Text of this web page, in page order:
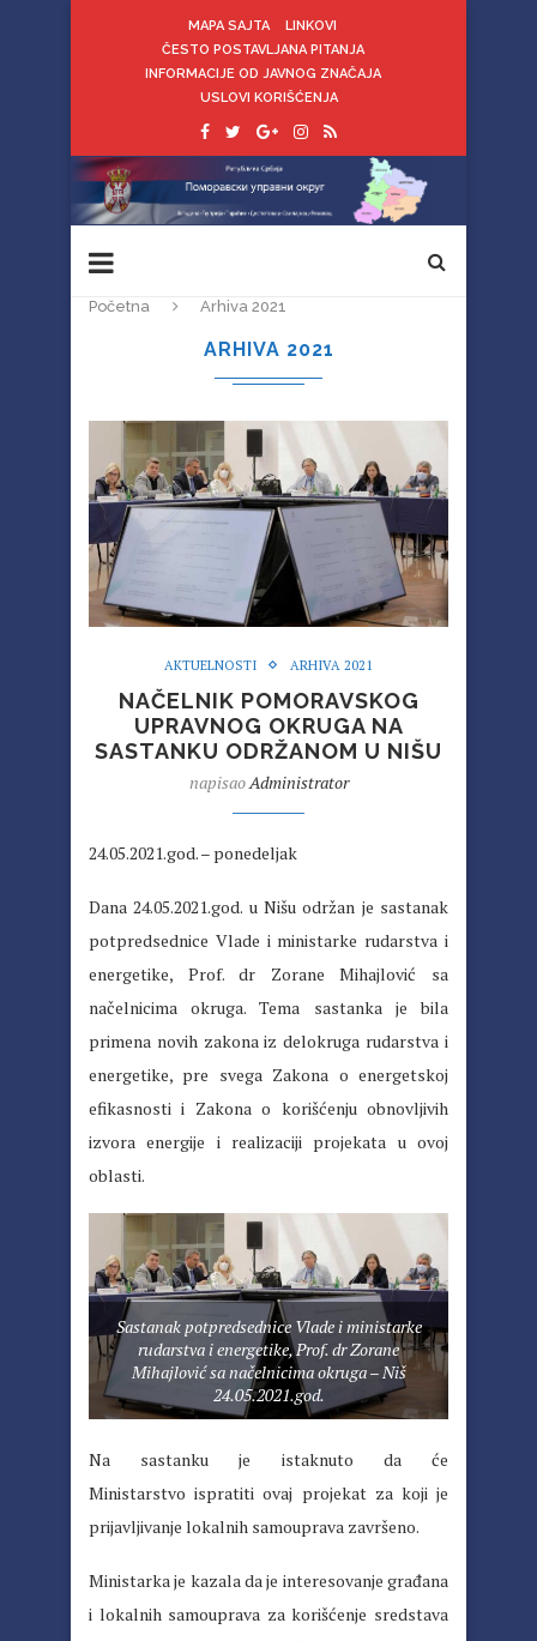
MAPA SAJTA
LINKOVI
ČESTO POSTAVLJANA PITANJA
INFORMACIJE OD JAVNOG ZNAČAJA
USLOVI KORIŠĆENJA
Početna Arhiva 2021
ARHIVA 2021
AKTUELNOSTI ARHIVA 2021
NAČELNIK POMORAVSKOG
UPRAVNOG OKRUGA NA
SASTANKU ODRŽANOM U NIŠU
napisaoAdministrator
24.05.2021.god. – ponedeljak
Dana 24.05.2021.god. u Nišu održan je sastanak
potpredsednice Vlade i ministarke rudarstva i
energetike, Prof. dr Zorane Mihajlović sa
načelnicima okruga. Tema sastanka je bila
primena novih zakona iz delokruga rudarstva i
energetike, pre svega Zakona o energetskoj
efikasnosti i Zakona o korišćenju obnovljivih
izvora energije i realizaciji projekata u ovoj
oblasti.
Sastanak potpredsednice Vlade i ministarke
rudarstva i energetike, Prof. dr Zorane
Mihajlović sa načelnicima okruga – Niš
24.05.2021.god.
Na sastanku je istaknuto da će
Ministarstvo ispratiti ovaj projekat za koji je
prijavljivanje lokalnih samouprava završeno.
Ministarka je kazala da je interesovanje građana
i lokalnih samouprava za korišćenje sredstava